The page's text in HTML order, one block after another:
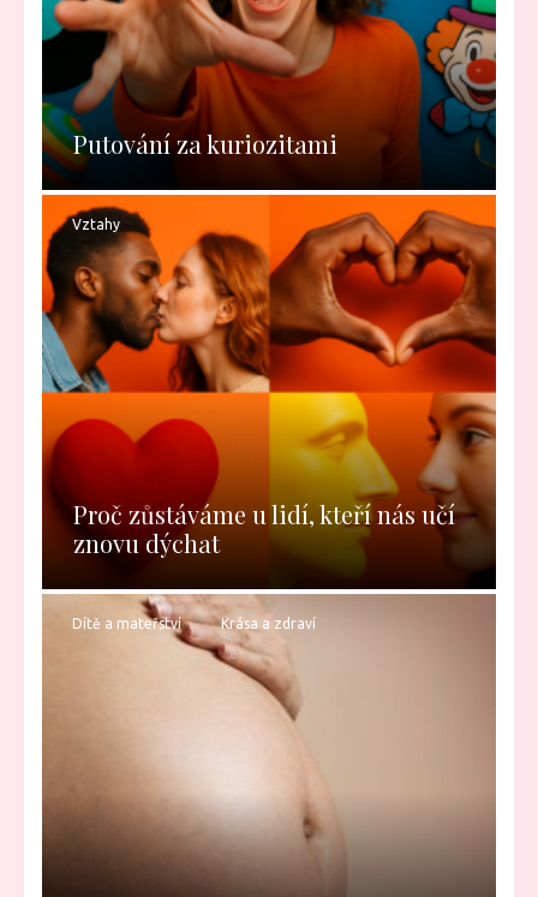
Putování za kuriozitami
Vztahy
Proč zůstáváme u lidí, kteří nás učí
znovu dýchat
Dítě a mateřství Krása a zdraví